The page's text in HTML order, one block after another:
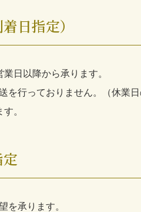
日指定）
日以降から承ります。
を行っておりません。（休業
。
を承ります。